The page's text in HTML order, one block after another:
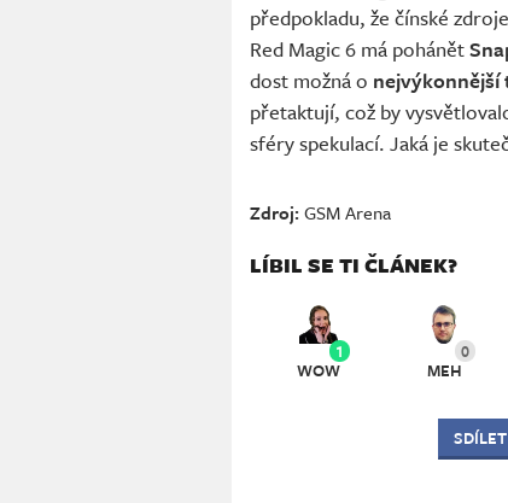
předpokladu, že čínské
Red Magic 6 má pohánět
dost možná o
přetaktují, což by
sféry spekulací. Jaká je
Zdroj:GSM Arena
LÍBIL SE TI ČLÁNEK?
1
WOW
0
MEH